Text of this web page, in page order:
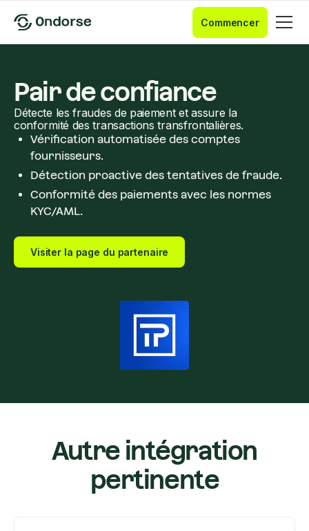
Commencer
Pair de confiance
Détecte les fraudes de paiement et assure la
conformité des transactions transfrontalières.
Vérification automatisée des comptes
fournisseurs.
Détection proactive des tentatives de fraude.
Conformité des paiements avec les normes
KYC/AML.
Visiter la page du partenaire
Autre intégration
pertinente